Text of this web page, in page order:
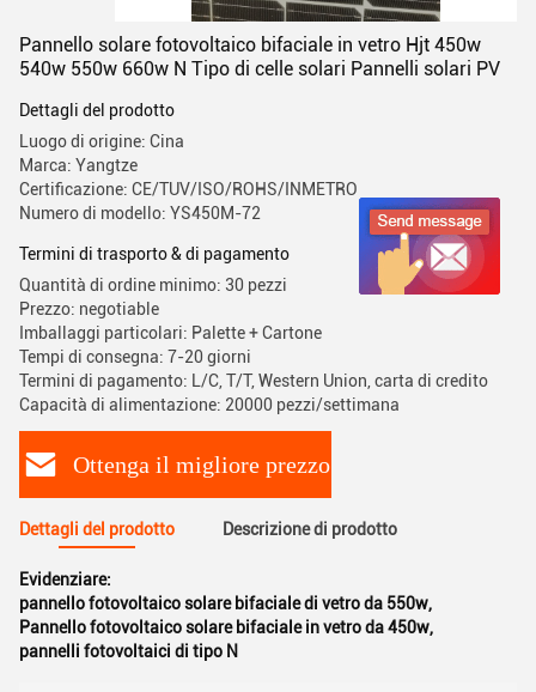
Pannello solare fotovoltaico bifaciale in vetro Hjt 450w
540w 550w 660w N Tipo di celle solari Pannelli solari PV
Dettagli del prodotto
Luogo di origine: Cina
Marca: Yangtze
Certificazione: CE/TUV/ISO/ROHS/INMETRO
Numero di modello: YS450M-72
Termini di trasporto & di pagamento
Quantità di ordine minimo: 30 pezzi
Prezzo: negotiable
Imballaggi particolari: Palette + Cartone
Tempi di consegna: 7-20 giorni
Termini di pagamento: L/C, T/T, Western Union, carta di credito
Capacità di alimentazione: 20000 pezzi/settimana
Ottenga il migliore prezzo
Dettagli del prodotto Descrizione di prodotto
Evidenziare:
pannello fotovoltaico solare bifaciale di vetro da 550w,
Pannello fotovoltaico solare bifaciale in vetro da 450w,
pannelli fotovoltaici di tipo N